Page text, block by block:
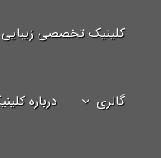
کلینیک تخصصی زیبایی
گالری درباره